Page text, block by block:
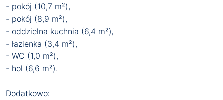
- pokój (10,7 m²),
- pokój (8,9 m²),
- oddzielna kuchnia (6,4 m²),
- łazienka (3,4 m²),
- WC (1,0 m²),
- hol (6,6 m²).
Dodatkowo: